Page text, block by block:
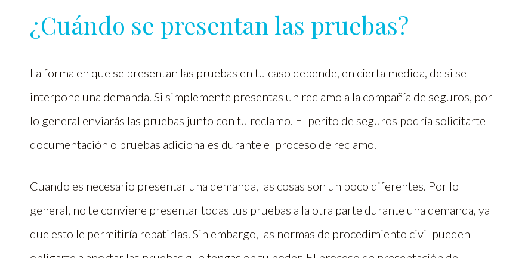
¿Cuándo se presentan las pruebas?
La forma en que se presentan las pruebas en tu caso depende, en cierta medida, de si se
interpone una demanda. Si simplemente presentas un reclamo a la compañía de seguros, por
lo general enviarás las pruebas junto con tu reclamo. El perito de seguros podría solicitarte
documentación o pruebas adicionales durante el proceso de reclamo.
Cuando es necesario presentar una demanda, las cosas son un poco diferentes. Por lo
general, no te conviene presentar todas tus pruebas a la otra parte durante una demanda, ya
que esto le permitiría rebatirlas. Sin embargo, las normas de procedimiento civil pueden